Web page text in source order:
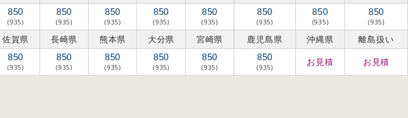
850
(935)
850
(935)
850
(935)
850
(935)
850
(935)
850
(935)
850
(935)
850
(935)
佐賀県 長崎県 熊本県 大分県 宮崎県 鹿児島県 沖縄県 離島扱い
850
(935)
850
(935)
850
(935)
850
(935)
850
(935)
850
(935) お見積 お見積